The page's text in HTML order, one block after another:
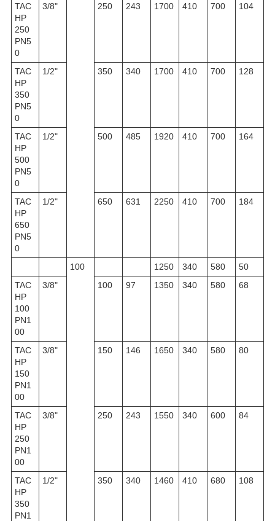
TAC
HP
250
PN5
0
3/8" 250 243 1700 410 700 104
TAC
HP
350
PN5
0
1/2" 350 340 1700 410 700 128
TAC
HP
500
PN5
0
1/2" 500 485 1920 410 700 164
TAC
HP
650
PN5
0
1/2" 650 631 2250 410 700 184
100 1250 340 580
50
TAC
HP
100
PN1
00
3/8" 100 97 1350 340 580 68
TAC
HP
150
PN1
00
3/8" 150 146 1650 340 580 80
TAC
HP
250
PN1
00
3/8" 250 243 1550 340 600 84
TAC
HP
350
PN1
1/2" 350 340 1460 410 680 108